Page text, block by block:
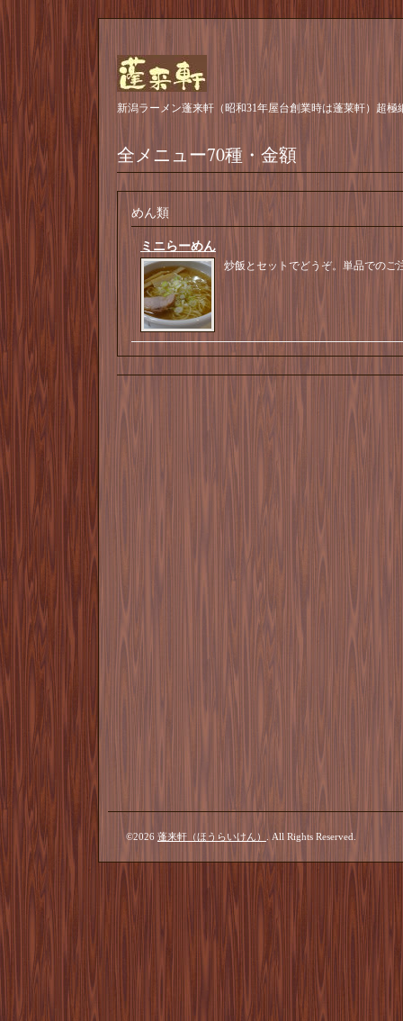
新潟ラーメン蓬来軒（昭和31年屋台創業時は蓬莱軒）超
全メニュー70種・金額
めん類
ミニらーめん
炒飯とセットでどうぞ。単品でのご
©2026 蓬来軒（ほうらいけん） . All Rights Reserved.